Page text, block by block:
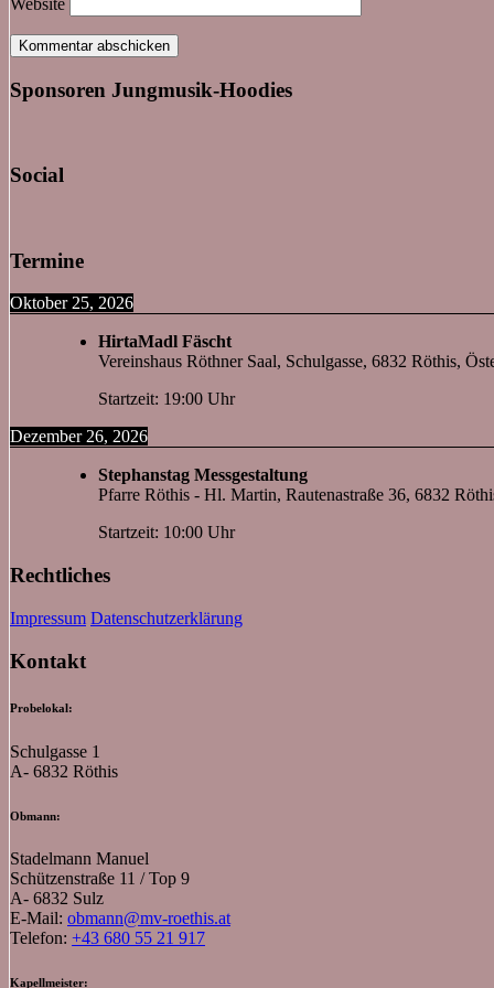
Website
Sponsoren Jungmusik-Hoodies
Social
Termine
Oktober 25, 2026
HirtaMadl Fäscht
Vereinshaus Röthner Saal, Schulgasse, 6832 Röthis,
Startzeit: 19:00 Uhr
Dezember 26, 2026
Stephanstag Messgestaltung
Pfarre Röthis - Hl. Martin, Rautenastraße 36, 6832
Startzeit: 10:00 Uhr
Rechtliches
Impressum Datenschutzerklärung
Kontakt
Probelokal:
Schulgasse 1
A- 6832 Röthis
Obmann:
Stadelmann Manuel
Schützenstraße 11 / Top 9
A- 6832 Sulz
E-Mail: obmann@mv-roethis.at
Telefon: +43 680 55 21 917
Kapellmeister: